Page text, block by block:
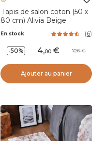
Tapis de salon coton (50 x
80 cm) Alivia Beige
En stock (6)
-50% 4,00 7,99
Ajouter au panier